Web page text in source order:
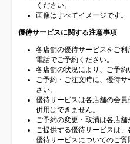
ください。
画像はすべてイメージです。
優待サービスに関する注意事項
各店舗の優待サービスをご
電話でご予約ください。
各店舗の状況により、ご予約
ご予約・ご注文時に、優待
さい。
優待サービスは各店舗の会
併用はできません。
ご予約の変更・取消は各店舗
ご提供する優待サービスは、
優待サービスについてのご